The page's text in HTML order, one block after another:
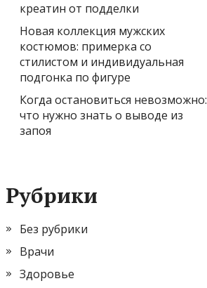
креатин от подделки
Новая коллекция мужских
костюмов: примерка со
стилистом и индивидуальная
подгонка по фигуре
Когда остановиться невозможно:
что нужно знать о выводе из
запоя
Рубрики
Без рубрики
Врачи
Здоровье